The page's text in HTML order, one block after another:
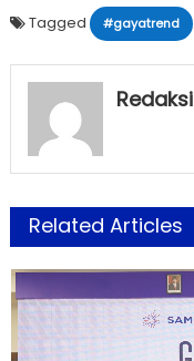
Tagged #gayatrend
Redaksi
Related Articles